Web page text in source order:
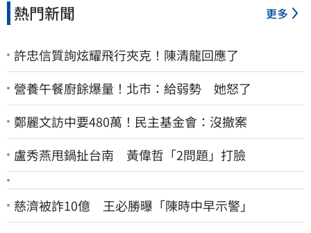
熱門新聞 更多
許忠信質詢炫耀飛行夾克！陳清龍回應了
營養午餐廚餘爆量！北市：給弱勢 她怒了
鄭麗文訪中要480萬！民主基金會：沒撤案
盧秀燕甩鍋扯台南 黃偉哲「2問題」打臉
慈濟被詐10億 王必勝曝「陳時中早示警」